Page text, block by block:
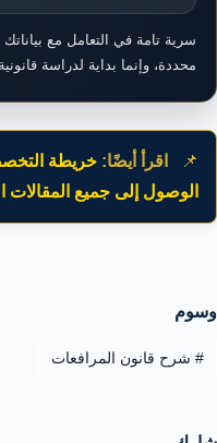
سرية تامة في التعامل مع
محددة، وإنما بداية لدراسة
📌 اقرأ أيضًا: خريطة
الوصول إلى جميع المقالات
وسوم
#شرح قانون المرافعات